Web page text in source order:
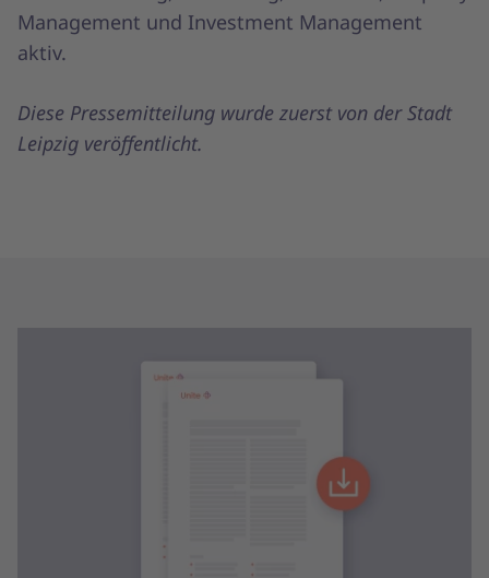
Management und Investment Management
aktiv.
Diese Pressemitteilung wurde zuerst von der Stadt
Leipzig veröffentlicht.